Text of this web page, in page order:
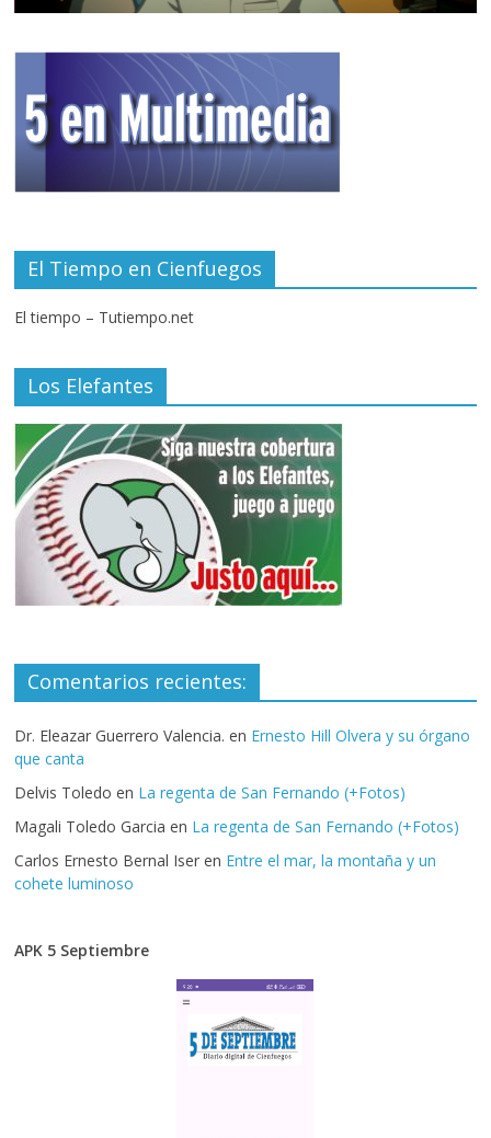
El Tiempo en Cienfuegos
El tiempo – Tutiempo.net
Los Elefantes
Comentarios recientes:
Dr. Eleazar Guerrero Valencia. en Ernesto Hill Olvera y su órgano
que canta
Delvis Toledo en La regenta de San Fernando (+Fotos)
Magali Toledo Garcia en La regenta de San Fernando (+Fotos)
Carlos Ernesto Bernal Iser en Entre el mar, la montaña y un
cohete luminoso
APK 5 Septiembre